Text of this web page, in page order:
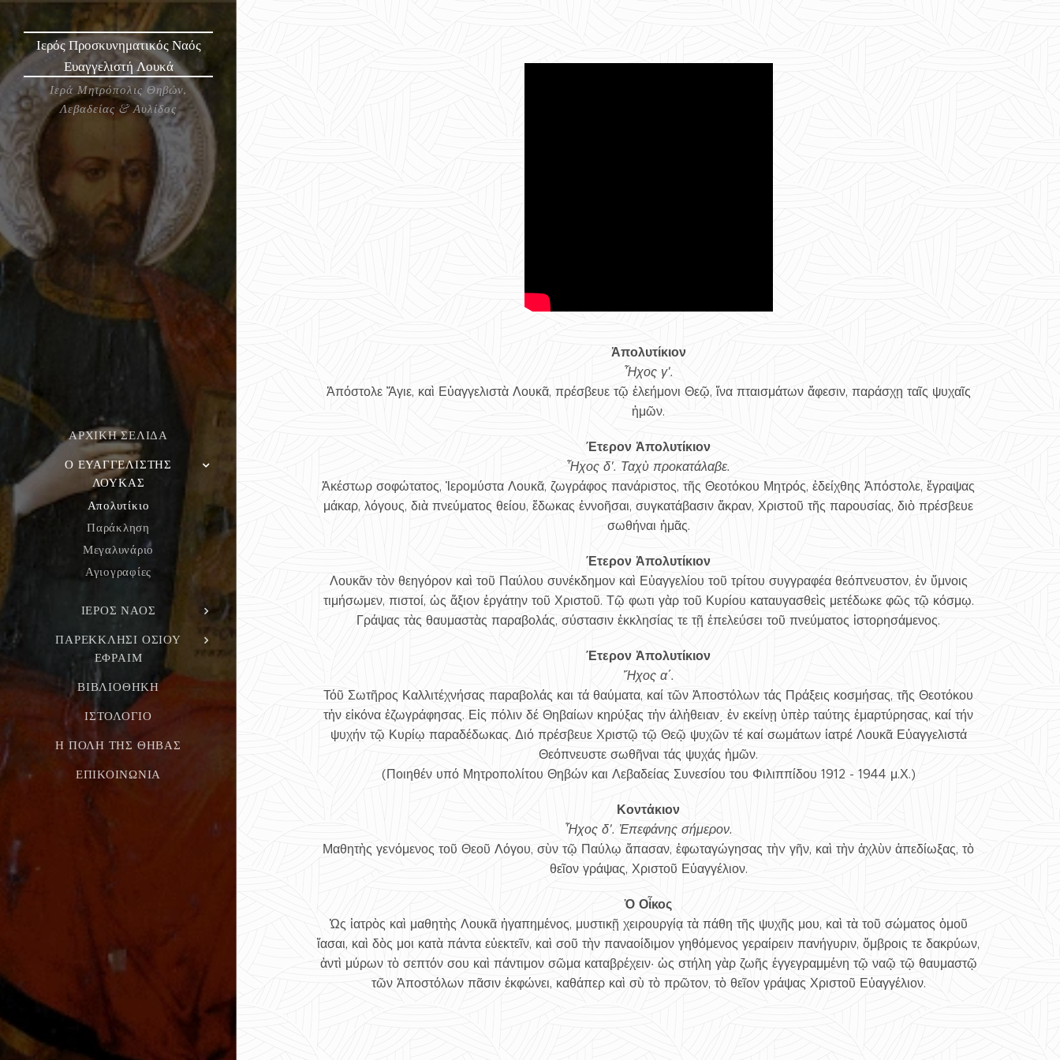
Ιερός Προσκυνηματικός Ναός
Ευαγγελιστή Λουκά
Ιερά Μητρόπολις Θηβών,
Λεβαδείας & Αυλίδος
ΑΡΧΙΚΉ ΣΕΛΊΔΑ
Ο ΕΥΑΓΓΕΛΙΣΤΉΣ
ΛΟΥΚΆΣ
Απολυτίκιο
Παράκληση
Μεγαλυνάριο
Αγιογραφίες
ΙΕΡΌΣ ΝΑΌΣ
ΠΑΡΕΚΚΛΉΣΙ ΟΣΊΟΥ
ΕΦΡΑΊΜ
ΒΙΒΛΙΟΘΉΚΗ
ΙΣΤΟΛΌΓΙΟ
Η ΠΌΛΗ ΤΗΣ ΘΉΒΑΣ
ΕΠΙΚΟΙΝΩΝΊΑ
Ἀπολυτίκιον
Ἦχος γ'.
Ἀπόστολε Ἅγιε, καὶ Εὐαγγελιστὰ Λουκᾶ, πρέσβευε τῷ ἐλεήμονι Θεῷ, ἵνα πταισμάτων ἄφεσιν, παράσχῃ ταῖς ψυχαῖς
ἡμῶν.
Έτερον Ἀπολυτίκιον
Ἦχος δ'. Ταχὺ προκατάλαβε.
Ἀκέστωρ σοφώτατος, Ἱερομύστα Λουκᾶ, ζωγράφος πανάριστος, τῆς Θεοτόκου Μητρός, ἐδείχθης Ἀπόστολε, ἔγραψας
μάκαρ, λόγους, διὰ πνεύματος θείου, ἔδωκας ἐννοῆσαι, συγκατάβασιν ἄκραν, Χριστοῦ τῆς παρουσίας, διὸ πρέσβευε
σωθήναι ἠμᾶς.
Έτερον Ἀπολυτίκιον
Λουκᾶν τὸν θεηγόρον καὶ τοῦ Παύλου συνέκδημον καὶ Εὐαγγελίου τοῦ τρίτου συγγραφέα θεόπνευστον, ἐν ὕμνοις
τιμήσωμεν, πιστοί, ὡς ἄξιον ἐργάτην τοῦ Χριστοῦ. Τῷ φωτι γὰρ τοῦ Κυρίου καταυγασθεὶς μετέδωκε φῶς τῷ κόσμῳ.
Γράψας τὰς θαυμαστὰς παραβολάς, σύστασιν ἐκκλησίας τε τῇ ἐπελεύσει τοῦ πνεύματος ἱστορησάμενος.
Έτερον Ἀπολυτίκιον
Ἤχος α΄.
Τόῦ Σωτῆρος Καλλιτέχνήσας παραβολάς και τά θαύματα, καί τῶν Ἀποστόλων τάς Πράξεις κοσμήσας, τῆς Θεοτόκου
τἠν εἰκόνα ἐζωγράφησας. Εἰς πόλιν δέ Θηβαίων κηρύξας τἠν άλἠθειαν͵ ἐν εκείνῃ ὑπὲρ ταύτης ἐμαρτύρησας, καί τήν
ψυχήν τῷ Κυρίῳ παραδέδωκας. Διό πρέσβευε Χριστῷ τῷ Θεῷ ψυχῶν τέ καί σωμάτων ἰατρέ Λουκᾶ Εὐαγγελιστά
Θεόπνευστε σωθῆναι τάς ψυχάς ἡμῶν.
(Ποιηθέν υπό Μητροπολίτου Θηβών και Λεβαδείας Συνεσίου του Φιλιππίδου 1912 - 1944 μ.Χ.)
Κοντάκιον
Ἦχος δ'. Ἐπεφάνης σήμερον.
Μαθητὴς γεvόμενος τοῦ Θεοῦ Λόγου, σὺν τῷ Παύλῳ ἅπασαν, ἐφωταγώγησας τὴv γῆν, καὶ τὴν ἀχλὺν ἀπεδίωξας, τὸ
θεῖον γράψας, Χριστοῦ Εὐαγγέλιον.
Ὁ Οἶκος
Ὡς ἰατρὸς καὶ μαθητὴς Λουκᾶ ἠγαπημένος, μυστικῇ χειρουργίᾳ τὰ πάθη τῆς ψυχῆς μου, καὶ τὰ τοῦ σώματος ὁμοῦ
ἴασαι, καὶ δὸς μοι κατὰ πάντα εὐεκτεῖν, καὶ σοῦ τὴν παναοίδιμον γηθόμενος γεραίρειν πανήγυριν, ὄμβροις τε δακρύων,
ἀντὶ μύρων τὸ σεπτόν σου καὶ πάντιμον σῶμα καταβρέχειν· ὡς στήλη γὰρ ζωῆς ἐγγεγραμμένη τῷ ναῷ τῷ θαυμαστῷ
τῶν Ἀποστόλων πᾶσιν ἐκφώνει, καθάπερ καὶ σὺ τὸ πρῶτον, τὸ θεῖον γράψας Χριστοῦ Εὐαγγέλιον.